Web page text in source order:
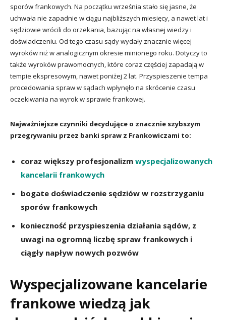
sporów frankowych. Na początku września stało się jasne, że
uchwała nie zapadnie w ciągu najbliższych miesięcy, a nawet lat i
sędziowie wrócili do orzekania, bazując na własnej wiedzy i
doświadczeniu. Od tego czasu sądy wydały znacznie więcej
wyroków niż w analogicznym okresie minionego roku. Dotyczy to
także wyroków prawomocnych, które coraz częściej zapadają w
tempie ekspresowym, nawet poniżej 2 lat. Przyspieszenie tempa
procedowania spraw w sądach wpłynęło na skrócenie czasu
oczekiwania na wyrok w sprawie frankowej.
Najważniejsze czynniki decydujące o znacznie szybszym
przegrywaniu przez banki spraw z Frankowiczami to:
coraz większy profesjonalizm wyspecjalizowanych
kancelarii frankowych
bogate doświadczenie sędziów w rozstrzyganiu
sporów frankowych
konieczność przyspieszenia działania sądów, z
uwagi na ogromną liczbę spraw frankowych i
ciągły napływ nowych pozwów
Wyspecjalizowane kancelarie
frankowe wiedzą jak